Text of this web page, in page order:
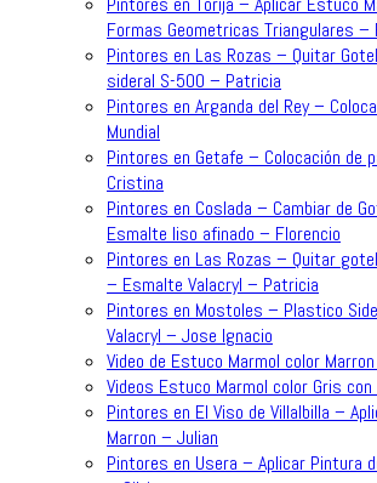
Formas Geometricas Triangulares
Pintores en Las Rozas – Quitar
sideral S-500 – Patricia
Pintores en Arganda del Rey –
Mundial
Pintores en Getafe – Colocación de
Cristina
Pintores en Coslada – Cambiar de
Esmalte liso afinado – Florencio
Pintores en Las Rozas – Quitar
– Esmalte Valacryl – Patricia
Pintores en Mostoles – Plastico
Valacryl – Jose Ignacio
Video de Estuco Marmol color
Videos Estuco Marmol color Gris
Pintores en El Viso de Villalbilla –
Marron – Julian
Pintores en Usera – Aplicar Pintura